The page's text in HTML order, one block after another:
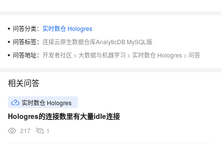
问答分类： 实时数仓 Hologres
问答标签： 连接云原生数据仓库AnalyticDB MySQL版
问答地址： 开发者社区 > 大数据与机器学习 > 实时数仓 Hologres > 问答
相关问答
实时数仓 Hologres
Hologres的连接数里有大量idle连接
217 1